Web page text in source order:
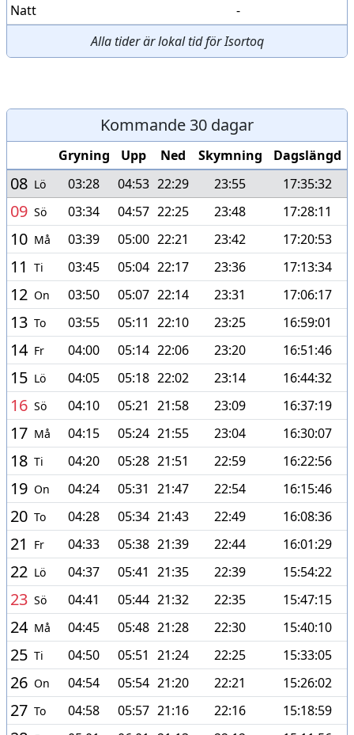
Natt
-
Alla tider är lokal tid för Isortoq
Kommande 30 dagar
Gryning Upp Ned Skymning Dagslängd
08 Lö 03:28 04:53 22:29 23:55 17:35:32
09 Sö 03:34 04:57 22:25 23:48 17:28:11
10 Må 03:39 05:00 22:21 23:42 17:20:53
11 Ti 03:45 05:04 22:17 23:36 17:13:34
12 On 03:50 05:07 22:14 23:31 17:06:17
13 To 03:55 05:11 22:10 23:25 16:59:01
14 Fr 04:00 05:14 22:06 23:20 16:51:46
15 Lö 04:05 05:18 22:02 23:14 16:44:32
16 Sö 04:10 05:21 21:58 23:09 16:37:19
17 Må 04:15 05:24 21:55 23:04 16:30:07
18 Ti 04:20 05:28 21:51 22:59 16:22:56
19 On 04:24 05:31 21:47 22:54 16:15:46
20 To 04:28 05:34 21:43 22:49 16:08:36
21 Fr 04:33 05:38 21:39 22:44 16:01:29
22 Lö 04:37 05:41 21:35 22:39 15:54:22
23 Sö 04:41 05:44 21:32 22:35 15:47:15
24 Må 04:45 05:48 21:28 22:30 15:40:10
25 Ti 04:50 05:51 21:24 22:25 15:33:05
26 On 04:54 05:54 21:20 22:21 15:26:02
27 To 04:58 05:57 21:16 22:16 15:18:59